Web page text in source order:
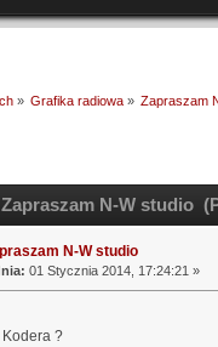
» Grafika radiowa» Zapraszam
N-W studio
N-W studio
01 Stycznia 2014, 17:24:21 »
?